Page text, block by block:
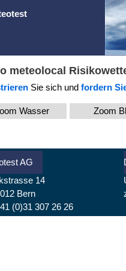
meteolocal
Sie sich und fordern
Wasser Zoom
AG
14
Bern
(0)31 307 26 26